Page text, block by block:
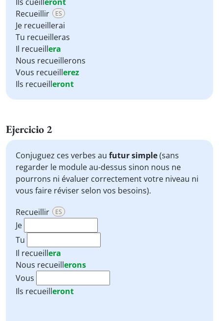
Recueillir
ES
Je recueillerai
Tu recueilleras
Il recueillera
Nous recueillerons
Vous recueillerez
Ils recueilleront
Ejercicio 2
Conjuguez ces verbes au futur simple(sans
regarder le module au-dessus sinon nous ne
pourrons ni évaluer correctement votre niveau ni
vous faire réviser selon vos besoins).
Recueillir
ES
Je
Tu
Il recueillera
Nous recueillerons
Vous
Ils recueilleront